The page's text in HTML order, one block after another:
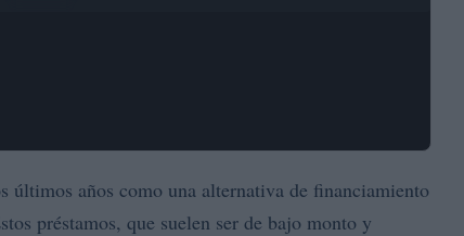
últimos años como una alternativa de financiamiento
préstamos, que suelen ser de bajo monto y